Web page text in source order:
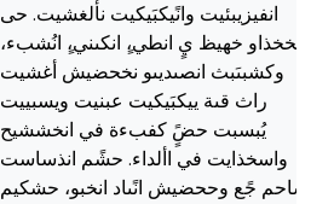
انفيزيبئيت وانًيكبَيكيت نألغشيت. حى
خهيظ يٍ انطي،ٍ انكىني،ٍ انُشبء،
وكشبىَبث انصىديىو نخحضيش أغشيت
راث قىة ييكبَيكيت عبنيت ويسبييت
يُبسبت حضًٍ كفبءة في انخششيح
واسخذايت في األداء. حشًم انذساست
جًع وححضيش انًىاد انخبو، حشكيم